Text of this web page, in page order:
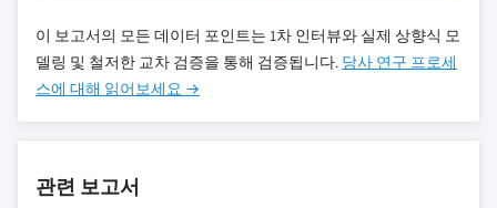
이 보고서의 모든 데이터 포인트는 1차 인터뷰와 실제 상향식 모
델링 및 철저한 교차 검증을 통해 검증됩니다. 당사 연구 프로세
스에 대해 읽어보세요 →
관련 보고서